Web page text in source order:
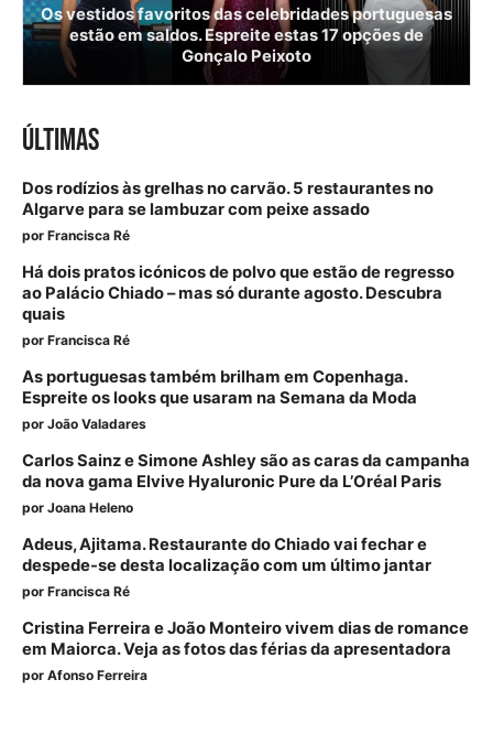
Os vestidos favoritos das celebridades portuguesas
estão em saldos. Espreite estas 17 opções de
Gonçalo Peixoto
ÚLTIMAS
Dos rodízios às grelhas no carvão. 5 restaurantes no
Algarve para se lambuzar com peixe assado
por Francisca Ré
Há dois pratos icónicos de polvo que estão de regresso
ao Palácio Chiado – mas só durante agosto. Descubra
quais
por Francisca Ré
As portuguesas também brilham em Copenhaga.
Espreite os looks que usaram na Semana da Moda
por João Valadares
Carlos Sainz e Simone Ashley são as caras da campanha
da nova gama Elvive Hyaluronic Pure da L’Oréal Paris
por Joana Heleno
Adeus, Ajitama. Restaurante do Chiado vai fechar e
despede-se desta localização com um último jantar
por Francisca Ré
Cristina Ferreira e João Monteiro vivem dias de romance
em Maiorca. Veja as fotos das férias da apresentadora
por Afonso Ferreira